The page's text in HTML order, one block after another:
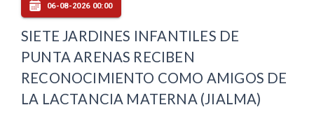
06-08-2026 00:00
SIETE JARDINES INFANTILES DE
PUNTA ARENAS RECIBEN
RECONOCIMIENTO COMO AMIGOS DE
LA LACTANCIA MATERNA (JIALMA)